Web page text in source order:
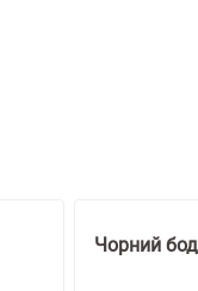
Чорний